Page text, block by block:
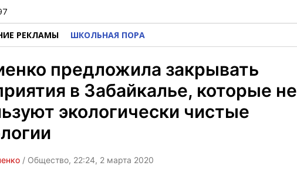
РЕКЛАМЫ ШКОЛЬНАЯ ПОРА
предложила закрывать
в Забайкалье, которые не
экологически чистые
/ Общество, 22:24, 2 марта 2020